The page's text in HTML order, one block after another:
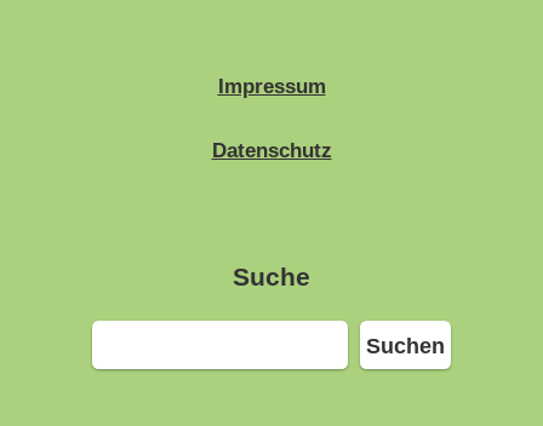
Impressum
Datenschutz
Suche
Suchen
Suchen